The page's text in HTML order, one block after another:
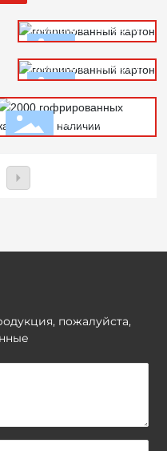
гофрированный картон
Еще +
гофрированный картон
Еще +
2000 гофрированных картонов
в наличии
пожалуйста,